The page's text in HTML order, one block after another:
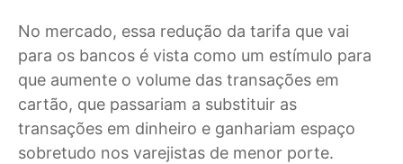
No mercado, essa redução da tarifa que vai
para os bancos é vista como um estímulo para
que aumente o volume das transações em
cartão, que passariam a substituir as
transações em dinheiro e ganhariam espaço
sobretudo nos varejistas de menor porte.